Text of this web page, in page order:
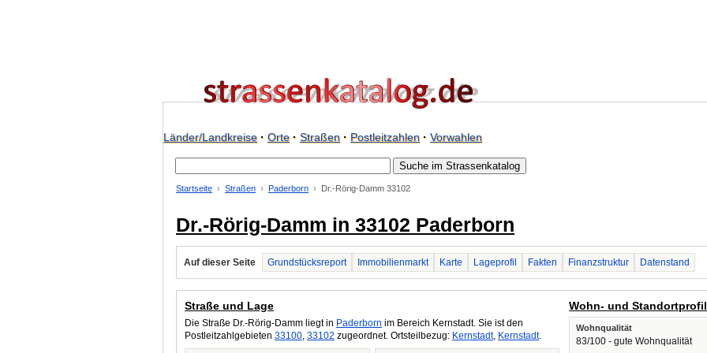
Länder/Landkreise· Orte· Straßen· Postleitzahlen· Vorwahlen
Startseite Straßen Paderborn Dr.-Rörig-Damm 33102
Dr.-Rörig-Damm in 33102 Paderborn
Auf dieser Seite Grundstücksreport Immobilienmarkt Karte Lageprofil Fakten Finanzstruktur Datenstand
Straße und Lage
Die Straße Dr.-Rörig-Damm liegt in Paderborn im Bereich Kernstadt. Sie ist den
Postleitzahlgebieten 33100, 33102 zugeordnet. Ortsteilbezug: Kernstadt, Kernstadt.
Wohn- und Standortprofil
Wohnqualität
83/100 - gute Wohnqualität